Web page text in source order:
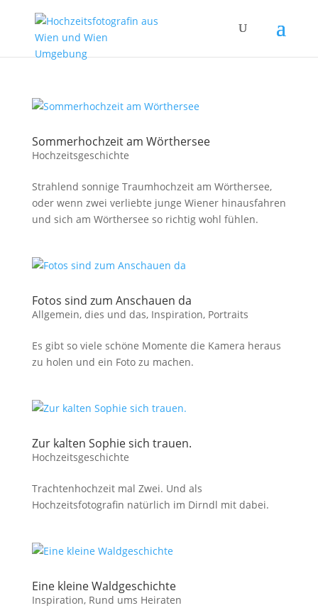
Sommerhochzeit am Wörthersee
Hochzeitsgeschichte
Strahlend sonnige Traumhochzeit am Wörthersee,
oder wenn zwei verliebte junge Wiener hinausfahren
und sich am Wörthersee so richtig wohl fühlen.
Fotos sind zum Anschauen da
Allgemein, dies und das, Inspiration, Portraits
Es gibt so viele schöne Momente die Kamera heraus
zu holen und ein Foto zu machen.
Zur kalten Sophie sich trauen.
Hochzeitsgeschichte
Trachtenhochzeit mal Zwei. Und als
Hochzeitsfotografin natürlich im Dirndl mit dabei.
Eine kleine Waldgeschichte
Inspiration, Rund ums Heiraten